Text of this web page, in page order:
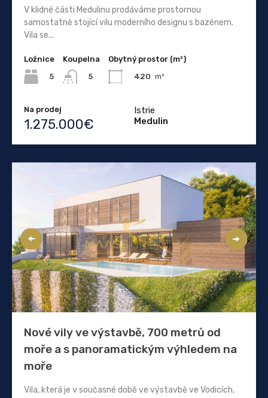
V klidné části Medulinu prodáváme prostornou
samostatně stojící vilu moderního designu s bazénem.
Vila se...
Ložnice
5
Koupelna
5
Obytný prostor (m²)
420 m²
Na prodej
1.275.000€
Istrie
Medulin
Nové vily ve výstavbě, 700 metrů od
moře a s panoramatickým výhledem na
moře
Vila, která je v současné době ve výstavbě ve Vodicích,